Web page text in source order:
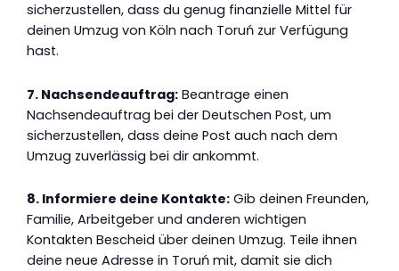
sicherzustellen, dass du genug finanzielle Mittel für
deinen Umzug von Köln nach Toruń zur Verfügung
hast.
7. Nachsendeauftrag: Beantrage einen
Nachsendeauftrag bei der Deutschen Post, um
sicherzustellen, dass deine Post auch nach dem
Umzug zuverlässig bei dir ankommt.
8. Informiere deine Kontakte: Gib deinen Freunden,
Familie, Arbeitgeber und anderen wichtigen
Kontakten Bescheid über deinen Umzug. Teile ihnen
deine neue Adresse in Toruń mit, damit sie dich